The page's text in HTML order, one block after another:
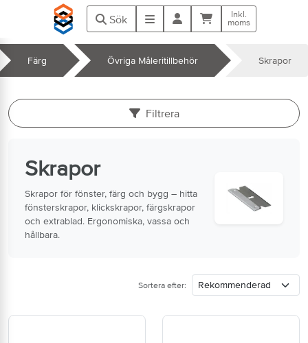
Hoppa till huvudinnehåll
Sök Meny Kundvagn
Inkl.
moms
Färg Övriga Måleritillbehör Skrapor
Filtrera
Skrapor
Skrapor för fönster, färg och bygg – hitta
fönsterskrapor, klickskrapor, färgskrapor
och extrablad. Ergonomiska, vassa och
hållbara.
Sortera efter: